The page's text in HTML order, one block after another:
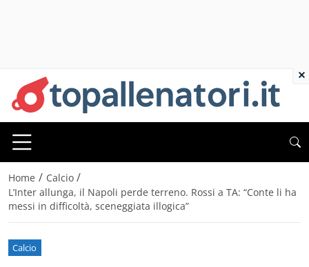
Home / Calcio /
L’Inter allunga, il Napoli perde terreno. Rossi a TA: “Conte li ha
messi in difficoltà, sceneggiata illogica”
Calcio
×